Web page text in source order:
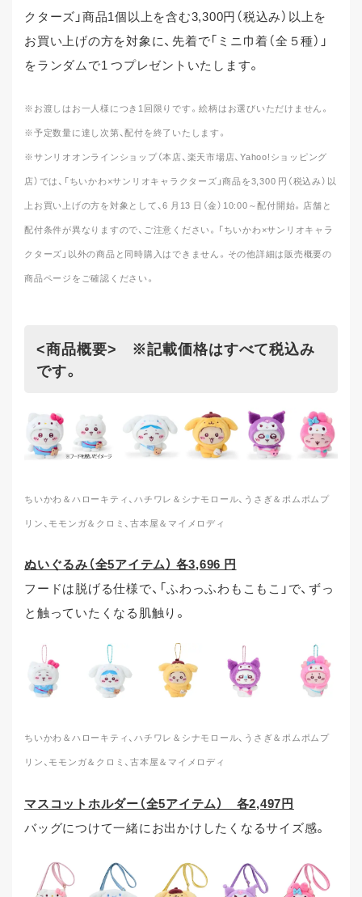
クターズ」商品1個以上を含む3,300円（税込み）以上を
お買い上げの方を対象に、先着で「ミニ巾着（全５種）」
をランダムで1 つプレゼントいたします。
※お渡しはお一人様につき1回限りです。絵柄はお選びいただけません。
※予定数量に達し次第、配付を終了いたします。
※サンリオオンラインショップ（本店、楽天市場店、Yahoo!ショッピング
店）では、「ちいかわ×サンリオキャラクターズ」商品を3,300 円（税込み）以
上お買い上げの方を対象として、6 月13 日（金）10:00～配付開始。店舗と
配付条件が異なりますので、ご注意ください。「ちいかわ×サンリオキャラ
クターズ」以外の商品と同時購入はできません。その他詳細は販売概要の
商品ページをご確認ください。
<商品概要> ※記載価格はすべて税込み
です。
ちいかわ＆ハローキティ、ハチワレ＆シナモロール、うさぎ＆ポムポムプ
リン、モモンガ＆クロミ、古本屋＆マイメロディ
ぬいぐるみ（全5アイテム） 各3,696 円
フードは脱げる仕様で、「ふわっふわもこもこ」で、ずっ
と触っていたくなる肌触り。
ちいかわ＆ハローキティ、ハチワレ＆シナモロール、うさぎ＆ポムポムプ
リン、モモンガ＆クロミ、古本屋＆マイメロディ
マスコットホルダー（全5アイテム） 各2,497円
バッグにつけて一緒にお出かけしたくなるサイズ感。